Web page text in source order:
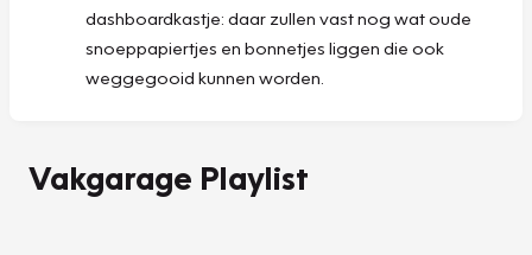
dashboardkastje: daar zullen vast nog wat oude
snoeppapiertjes en bonnetjes liggen die ook
weggegooid kunnen worden.
Vakgarage Playlist